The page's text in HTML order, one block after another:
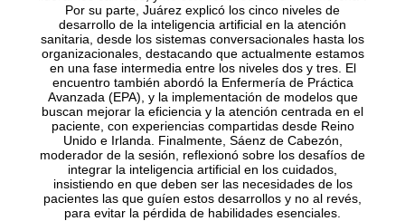
Por su parte, Juárez explicó los cinco niveles de
desarrollo de la inteligencia artificial en la atención
sanitaria, desde los sistemas conversacionales hasta los
organizacionales, destacando que actualmente estamos
en una fase intermedia entre los niveles dos y tres. El
encuentro también abordó la Enfermería de Práctica
Avanzada (EPA), y la implementación de modelos que
buscan mejorar la eficiencia y la atención centrada en el
paciente, con experiencias compartidas desde Reino
Unido e Irlanda. Finalmente, Sáenz de Cabezón,
moderador de la sesión, reflexionó sobre los desafíos de
integrar la inteligencia artificial en los cuidados,
insistiendo en que deben ser las necesidades de los
pacientes las que guíen estos desarrollos y no al revés,
para evitar la pérdida de habilidades esenciales.